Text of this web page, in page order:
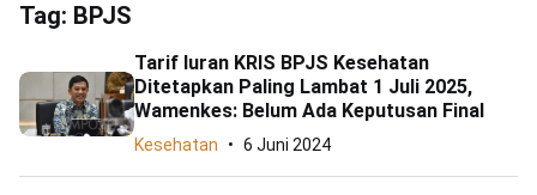
Tag: BPJS
Tarif Iuran KRIS BPJS Kesehatan
Ditetapkan Paling Lambat 1 Juli 2025,
Wamenkes: Belum Ada Keputusan Final
Kesehatan 6 Juni 2024